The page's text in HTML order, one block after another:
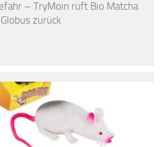
– TryMoin ruft Bio Matcha
zurück